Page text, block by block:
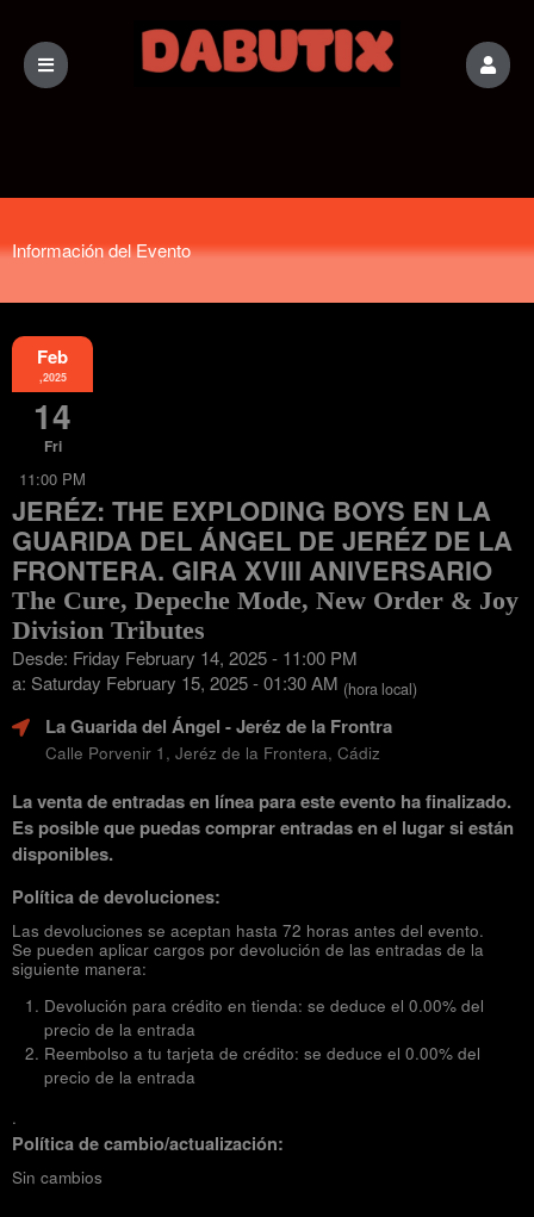
Información del Evento
Feb
,2025
14
Fri
11:00 PM
JERÉZ: THE EXPLODING BOYS EN LA
GUARIDA DEL ÁNGEL DE JERÉZ DE LA
FRONTERA. GIRA XVIII ANIVERSARIO
The Cure, Depeche Mode, New Order & Joy
Division Tributes
Desde: Friday February 14, 2025 - 11:00 PM
a: Saturday February 15, 2025 - 01:30 AM (hora local)
La Guarida del Ángel - Jeréz de la Frontra
Calle Porvenir 1, Jeréz de la Frontera, Cádiz
La venta de entradas en línea para este evento ha finalizado.
Es posible que puedas comprar entradas en el lugar si están
disponibles.
Política de devoluciones:
Las devoluciones se aceptan hasta 72 horas antes del evento.
Se pueden aplicar cargos por devolución de las entradas de la
siguiente manera:
Devolución para crédito en tienda: se deduce el 0.00% del
precio de la entrada
Reembolso a tu tarjeta de crédito: se deduce el 0.00% del
precio de la entrada
.
Política de cambio/actualización:
Sin cambios